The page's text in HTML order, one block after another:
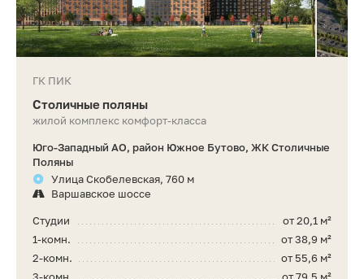
ГК ПИК
Столичные поляны
жилой комплекс комфорт-класса
Юго-Западный АО, район Южное Бутово, ЖК Столичные
Поляны
Улица Скобелевская, 760 м
Варшавское шоссе
от 20,1 м²
Студии
от 38,9 м²
1-комн.
от 55,6 м²
2-комн.